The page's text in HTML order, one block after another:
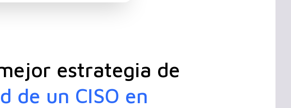
estrategia de
de un CISO en